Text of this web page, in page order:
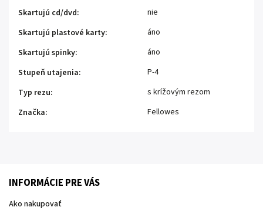
Skartujú cd/dvd:
nie
Skartujú plastové karty:
áno
Skartujú spinky:
áno
Stupeň utajenia:
P-4
Typ rezu:
s krížovým rezom
Značka: Fellowes
INFORMÁCIE PRE VÁS
Ako nakupovať